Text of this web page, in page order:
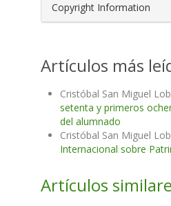
Copyright Information
Artículos más
Cristóbal San Miguel
setenta y primeros
del alumnado
Cristóbal San Miguel
Internacional sobre
Artículos